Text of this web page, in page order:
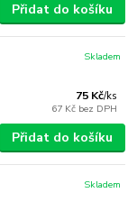
Přidat do košíku
75 Kč/ks
67 Kč bez DPH
Skladem
Přidat do košíku
Skladem